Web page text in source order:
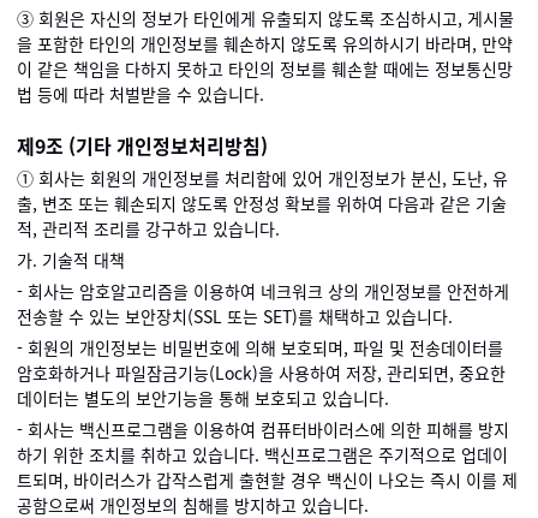
③ 회원은 자신의 정보가 타인에게 유출되지 않도록 조심하시고, 게시물
을 포함한 타인의 개인정보를 훼손하지 않도록 유의하시기 바라며, 만약
이 같은 책임을 다하지 못하고 타인의 정보를 훼손할 때에는 정보통신망
법 등에 따라 처벌받을 수 있습니다.
제9조 (기타 개인정보처리방침)
① 회사는 회원의 개인정보를 처리함에 있어 개인정보가 분신, 도난, 유
출, 변조 또는 훼손되지 않도록 안정성 확보를 위하여 다음과 같은 기술
적, 관리적 조리를 강구하고 있습니다.
가. 기술적 대책
- 회사는 암호알고리즘을 이용하여 네크워크 상의 개인정보를 안전하게
전송할 수 있는 보안장치(SSL 또는 SET)를 채택하고 있습니다.
- 회원의 개인정보는 비밀번호에 의해 보호되며, 파일 및 전송데이터를
암호화하거나 파일잠금기능(Lock)을 사용하여 저장, 관리되면, 중요한
데이터는 별도의 보안기능을 통해 보호되고 있습니다.
- 회사는 백신프로그램을 이용하여 컴퓨터바이러스에 의한 피해를 방지
하기 위한 조치를 취하고 있습니다. 백신프로그램은 주기적으로 업데이
트되며, 바이러스가 갑작스럽게 출현할 경우 백신이 나오는 즉시 이를 제
공함으로써 개인정보의 침해를 방지하고 있습니다.